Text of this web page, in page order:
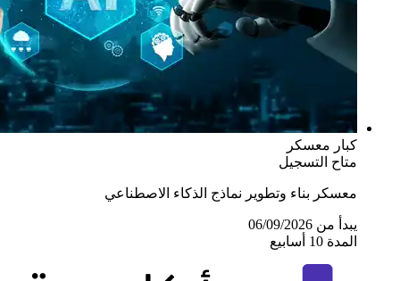
كبار معسكر
متاح التسجيل
معسكر بناء وتطوير نماذج الذكاء الاصطناعي
يبدأ من 06/09/2026
المدة 10 أسابيع